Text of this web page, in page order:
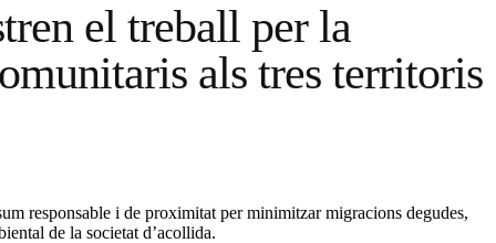
el treball per la
als tres territoris
responsable i de proximitat per minimitzar migracions degudes,
de la societat d’acollida.